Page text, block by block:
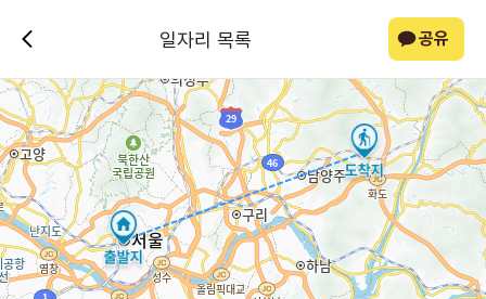
일자리 목록 공유